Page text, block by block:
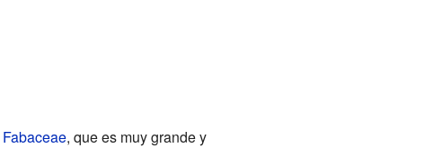
Fabaceae, que es muy grande y